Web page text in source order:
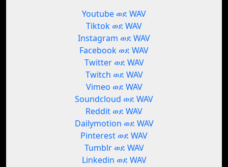
Youtube ወደ WAV
Tiktok ወደ WAV
Instagram ወደ WAV
Facebook ወደ WAV
Twitter ወደ WAV
Twitch ወደ WAV
Vimeo ወደ WAV
Soundcloud ወደ WAV
Reddit ወደ WAV
Dailymotion ወደ WAV
Pinterest ወደ WAV
Tumblr ወደ WAV
Linkedin ወደ WAV